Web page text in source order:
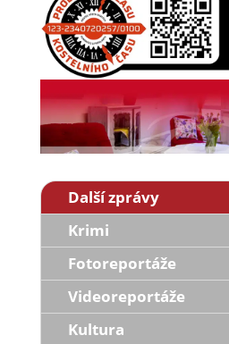
Další zprávy
Krimi
Fotoreportáže
Videoreportáže
Kultura